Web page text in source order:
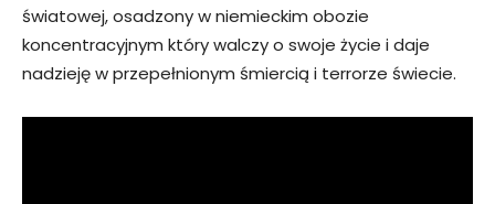
światowej, osadzony w niemieckim obozie
koncentracyjnym który walczy o swoje życie i daje
nadzieję w przepełnionym śmiercią i terrorze świecie.